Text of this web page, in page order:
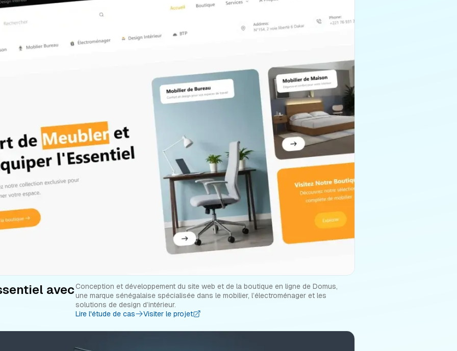
avecConception et développement du site web et de la boutique en ligne de Domus,
une marque sénégalaise spécialisée dans le mobilier, l’électroménager et les
solutions de design d’intérieur.
Lire l'étude de cas
Visiter le projet